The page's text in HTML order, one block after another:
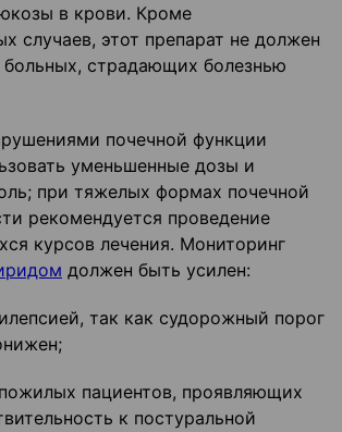
в крови. Кроме
случаев, этот препарат не должен
больных, страдающих болезнью
почечной функции
уменьшенные дозы и
при тяжелых формах почечной
рекомендуется проведение
курсов лечения. Мониторинг
должен быть усилен:
так как судорожный порог
пациентов, проявляющих
к постуральной